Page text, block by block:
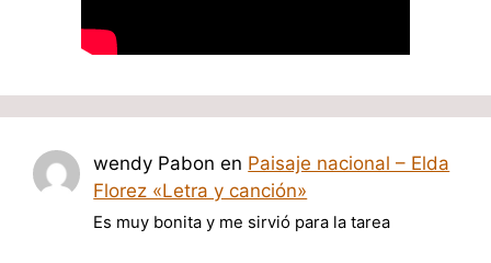
wendy Pabon en Paisaje nacional – Elda
Florez «Letra y canción»
Es muy bonita y me sirvió para la tarea